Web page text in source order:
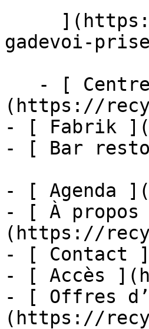
gadevoi-
(https://
- [ Fabrik
- [ Bar
- [ Agenda
- [ À propos
(https://
- [ Contact
- [ Accès
- [ Offres
(https://